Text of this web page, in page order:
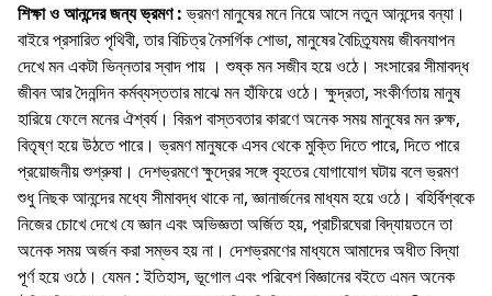
শিক্ষা ও আনন্দের জন্য ভ্রমণ :ভ্রমণ মানুষের মনে নিয়ে আসে নতুন আনন্দের বন্যা।
বাইরে প্রসারিত পৃথিবী, তার বিচিত্র নৈসর্গিক শােভা, মানুষের বৈচিত্র্যময় জীবনযাপন
দেখে মন একটা ভিন্নতার স্বাদ পায় । শুষ্ক মন সজীব হয়ে ওঠে। সংসারের সীমাবদ্ধ
জীবন আর দৈনন্দিন কর্মব্যস্ততার মাঝে মন হাঁফিয়ে ওঠে। ক্ষুদ্রতা, সংকীর্ণতায় মানুষ
হারিয়ে ফেলে মনের ঐশ্বর্য। বিরূপ বাস্তবতার কারণে অনেক সময় মানুষের মন রুক্ষ,
বিতৃষ্ণ হয়ে উঠতে পারে। ভ্রমণ মানুষকে এসব থেকে মুক্তি দিতে পারে, দিতে পারে
প্রয়ােজনীয় শুশ্রুষা। দেশভ্রমণে ক্ষুদ্রের সঙ্গে বৃহতের যােগাযােগ ঘটায় বলে ভ্রমণ
শুধু নিছক আনন্দের মধ্যে সীমাবদ্ধ থাকে না, জ্ঞানার্জনের মাধ্যম হয়ে ওঠে। বহির্বিশ্বকে
নিজের চোখে দেখে যে জ্ঞান এবং অভিজ্ঞতা অর্জিত হয়, প্রাচীরঘেরা বিদ্যায়তনে তা
অনেক সময় অর্জন করা সম্ভব হয় না। দেশভ্রমণের মাধ্যমে আমাদের অধীত বিদ্যা
পূর্ণ হয়ে ওঠে। যেমন : ইতিহাস, ভূগােল এবং পরিবেশ বিজ্ঞানের বইতে এমন অনেক